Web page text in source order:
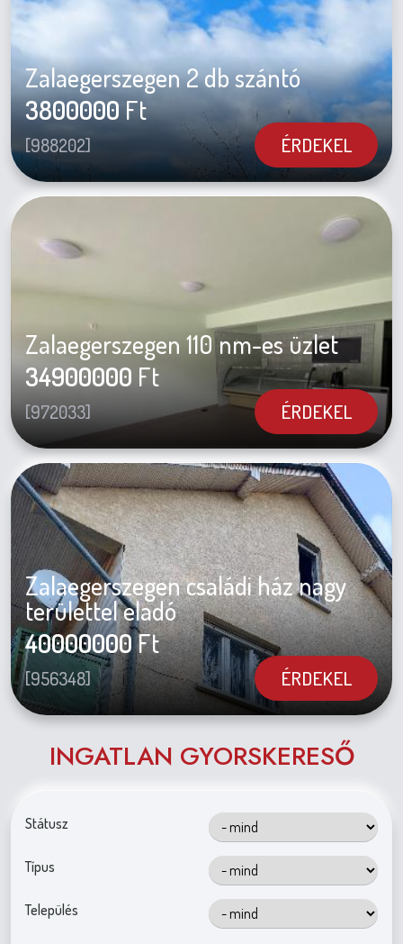
Zalaegerszegen 2 db szántó
3800000Ft
[988202] ÉRDEKEL
Zalaegerszegen 110 nm-es üzlet
34900000 Ft
[972033] ÉRDEKEL
Zalaegerszegen családi ház nagy
területtel eladó
40000000Ft
[956348] ÉRDEKEL
INGATLAN GYORSKERESŐ
Státusz
Típus
Település